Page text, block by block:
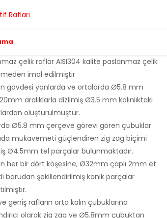
Rafları
çelik raflar AISI304 kalite paslanmaz çelik
imal edilmiştir
gövdesi yanlarda ve ortalarda Ø5.8 mm
aralıklarla dizilmiş Ø3.5 mm kalınlıktaki
oluşturulmuştur.
Ø5.8 mm çerçeve görevi gören çubuklar
mukavemeti güçlendiren zig zag biçimi
Ø4.5mm tel parçalar bulunmaktadır.
her bir dört köşesine, Ø32mm çaplı 2mm et
borudan şekillendirilmiş konik parçalar
geniş rafların orta kalın çubuklarına
olarak zig zag ve Ø5.8mm çubuktan